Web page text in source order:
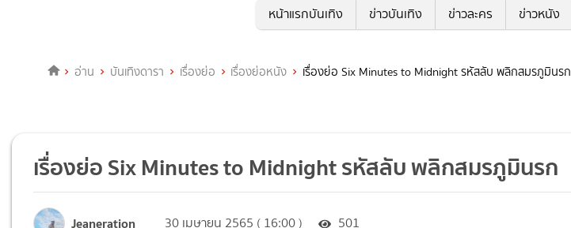
หน้าแรกบันเทิง ข่าวบันเทิง ข่าวละคร ข่าวหนัง
อ่าน บันเทิงดารา เรื่องย่อ เรื่องย่อหนัง เรื่องย่อ Six Minutes to Midnight รหัสลับ พลิกสมรภูมินรก
เรื่องย่อ Six Minutes to Midnight รหัสลับ พลิกสมรภูมินรก
Jeaneration 30 เมษายน 2565 ( 16:00 ) 501